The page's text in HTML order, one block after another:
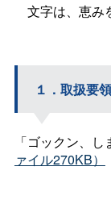
文字は、恵み
１．取扱要領
「ゴックン、
ァイル270KB）